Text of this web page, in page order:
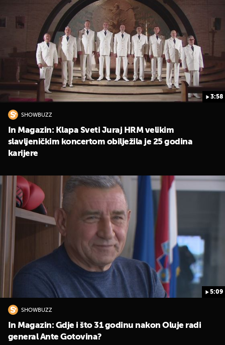
3:58
SHOWBUZZ
In Magazin: Klapa Sveti Juraj HRM velikim
slavljeničkim koncertom obilježila je 25 godina
karijere
5:09
SHOWBUZZ
In Magazin: Gdje i što 31 godinu nakon Oluje radi
general Ante Gotovina?
UKLJUČITE NOTIFIKACIJE